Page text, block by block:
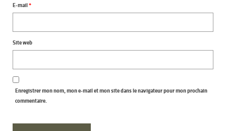
E-mail*
Site web
Enregistrer mon nom, mon e-mail et mon site dans le navigateur pour mon prochain
commentaire.